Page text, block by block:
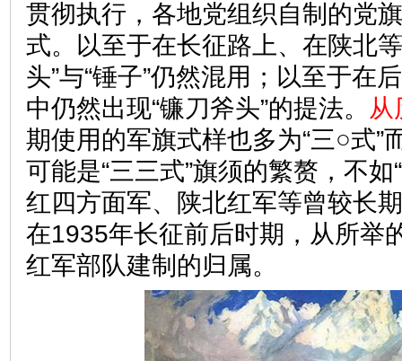
贯彻执行，各地党组织自制的党
式。以至于在长征路上、在陕北
头”与“锤子”仍然混用；以至于在
中仍然出现“镰刀斧头”的提法。
从
期使用的军旗式样也多为“三○式”
可能是“三三式”旗须的繁赘，不如
红四方面军、陕北红军等曾较长
在1935年长征前后时期，从所举
红军部队建制的归属。